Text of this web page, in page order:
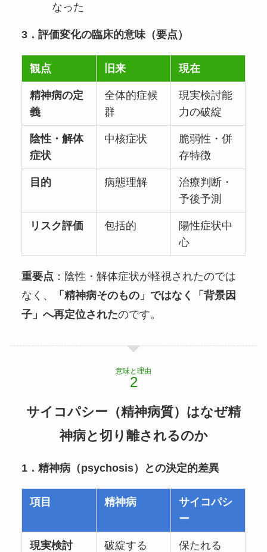
なった
3．評価変化の臨床的意味（要点）
観点 旧来 現在
精神病の定
義
全体的症候
群
現実検討能
力の破綻
陰性・解体
症状
中核症状
脆弱性・併
存特徴
目的 病態理解
治療判断・
予後予測
リスク評価 包括的
陽性症状中
心
重要点 ：陰性・解体症状が軽視されたのでは
なく、
「精神病そのもの」ではなく「背景因
子」へ再定位されたのです。
意味と理由
サイコパシー（精神病質）はなぜ精
神病と切り離されるのか
1．精神病（psychosis）との決定的差異
項目 精神病
サイコパシ
ー
現実検討 破綻する 保たれる